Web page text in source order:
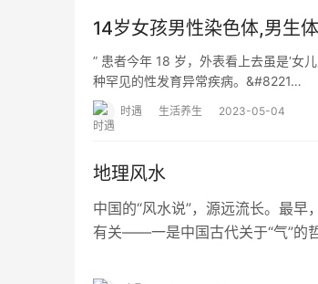
14岁女孩男性染色体,男生
” 患者今年 18 岁，外表看上去虽是‘女
种罕见的性发育异常疾病。&#8221…
时遇 生活养生 2023-05-04
地理风水
中国的“风水说”，源远流长。最早
有关——一是中国古代关于“气”的